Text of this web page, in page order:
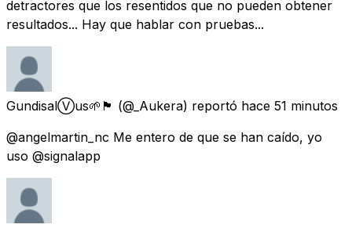
detractores que los resentidos que no pueden obtener
resultados... Hay que hablar con pruebas...
GundisalⓋus🌱🏴 (@_Aukera) reportó hace 51 minutos
@angelmartin_nc Me entero de que se han caído, yo
uso @signalapp